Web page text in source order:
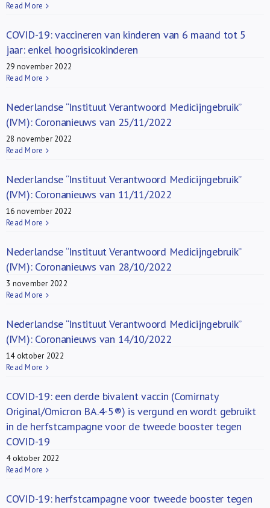
Read More
COVID-19: vaccineren van kinderen van 6 maand tot 5
jaar: enkel hoogrisicokinderen
29 november 2022
Read More
Nederlandse “Instituut Verantwoord Medicijngebruik”
(IVM): Coronanieuws van 25/11/2022
28 november 2022
Read More
Nederlandse “Instituut Verantwoord Medicijngebruik”
(IVM): Coronanieuws van 11/11/2022
16 november 2022
Read More
Nederlandse “Instituut Verantwoord Medicijngebruik”
(IVM): Coronanieuws van 28/10/2022
3 november 2022
Read More
Nederlandse “Instituut Verantwoord Medicijngebruik”
(IVM): Coronanieuws van 14/10/2022
14 oktober 2022
Read More
COVID-19: een derde bivalent vaccin (Comirnaty
Original/Omicron BA.4-5®) is vergund en wordt gebruikt
in de herfstcampagne voor de tweede booster tegen
COVID-19
4 oktober 2022
Read More
COVID-19: herfstcampagne voor tweede booster tegen